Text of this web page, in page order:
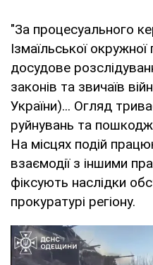
"За процесуального
Ізмаїльської
досудове
законів та звичаїв
України)... Огляд
руйнувань та
На місцях подій
взаємодії з іншими
фіксують наслідки
прокуратурі регіону.